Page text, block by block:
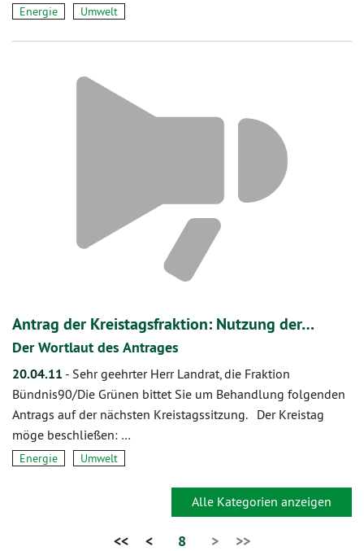
Energie Umwelt
Antrag der Kreistagsfraktion: Nutzung der…
Der Wortlaut des Antrages
20.04.11 - Sehr geehrter Herr Landrat, die Fraktion
Bündnis90/Die Grünen bittet Sie um Behandlung folgenden
Antrags auf der nächsten Kreistagssitzung. Der Kreistag
möge beschließen: …
Energie Umwelt
Alle Kategorien anzeigen
<< < 8 > >>